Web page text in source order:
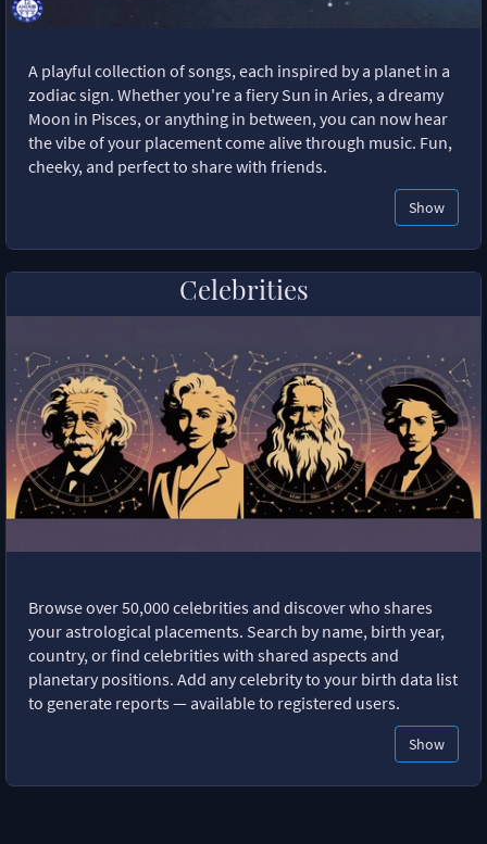
A playful collection of songs, each inspired by a planet in a
zodiac sign. Whether you're a fiery Sun in Aries, a dreamy
Moon in Pisces, or anything in between, you can now hear
the vibe of your placement come alive through music. Fun,
cheeky, and perfect to share with friends.
Show
Celebrities
Browse over 50,000 celebrities and discover who shares
your astrological placements. Search by name, birth year,
country, or find celebrities with shared aspects and
planetary positions. Add any celebrity to your birth data list
to generate reports — available to registered users.
Show